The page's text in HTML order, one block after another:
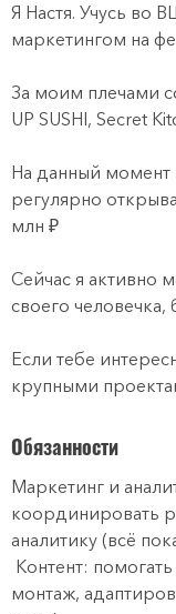
Я Настя. Учусь во
маркетингом на
За моим плечами
UP SUSHI, Secret
На данный момент
регулярно
млн ₽
Сейчас я активно
своего
Если тебе
крупными
Обязанности
Маркетинг и
координировать
аналитику (всё
Контент:
монтаж,